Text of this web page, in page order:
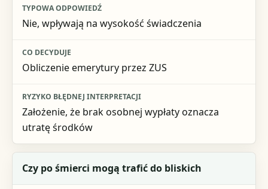
Nie, wpływają na wysokość świadczenia
Obliczenie emerytury przez ZUS
Założenie, że brak osobnej wypłaty oznacza
utratę środków
Czy po śmierci mogą trafić do bliskich